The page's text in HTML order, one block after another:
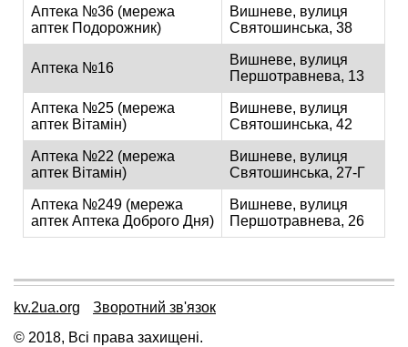
Аптека №36 (мережа
аптек Подорожник)
Вишневе, вулиця
Святошинська, 38
Аптека №16
Вишневе, вулиця
Першотравнева, 13
Аптека №25 (мережа
аптек Вітамін)
Вишневе, вулиця
Святошинська, 42
Аптека №22 (мережа
аптек Вітамін)
Вишневе, вулиця
Святошинська, 27-Г
Аптека №249 (мережа
аптек Аптека Доброго Дня)
Вишневе, вулиця
Першотравнева, 26
kv.2ua.org
Зворотний зв'язок
© 2018, Всі права захищені.